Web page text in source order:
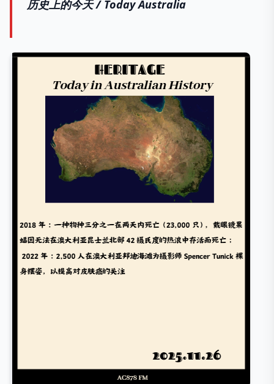
历史上的今天 / Today Australia